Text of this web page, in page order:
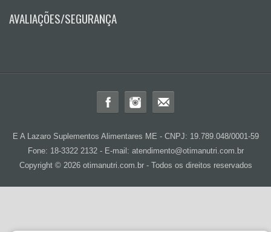
AVALIAÇÕES/SEGURANÇA
E A Lazaro Suplementos Alimentares ME - CNPJ: 19.789.048/0001-59
Fone: 18-3322 2132 - E-mail: atendimento@otimanutri.com.br
Copyright © 2026 otimanutri.com.br - Todos os direitos reservados